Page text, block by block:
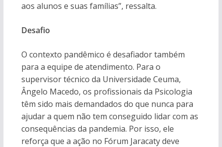
aos alunos e suas famílias”, ressalta.
Desafio
O contexto pandêmico é desafiador também
para a equipe de atendimento. Para o
supervisor técnico da Universidade Ceuma,
Ângelo Macedo, os profissionais da Psicologia
têm sido mais demandados do que nunca para
ajudar a quem não tem conseguido lidar com as
consequências da pandemia. Por isso, ele
reforça que a ação no Fórum Jaracaty deve